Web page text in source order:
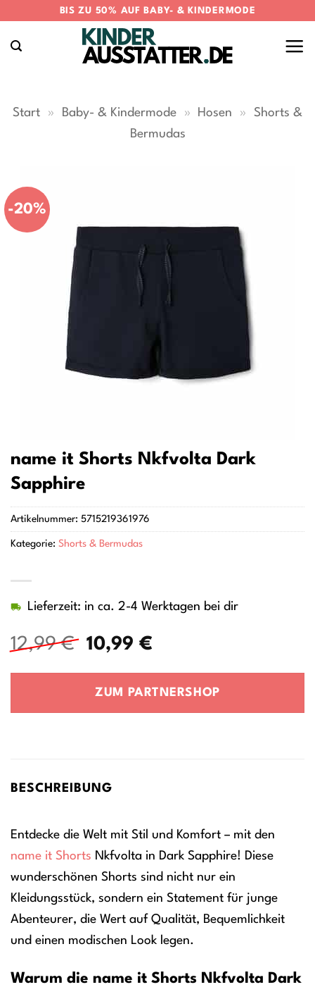
springen
BIS ZU 50% AUF BABY- & KINDERMODE
Start » Baby- & Kindermode » Hosen »
Shorts &
Bermudas
-20%
name it Shorts Nkfvolta Dark
Sapphire
12,99€
Ursprünglicher
war:
10,99 €Aktueller
ist:
Lieferzeit: in ca. 2-4 Werktagen bei dir
ZUM PARTNERSHOP
Artikelnummer: 5715219361976
Kategorie: Shorts & Bermudas
BESCHREIBUNG
Entdecke die Welt mit Stil und Komfort – mit den
name it Shorts Nkfvolta in Dark Sapphire! Diese
wunderschönen Shorts sind nicht nur ein
Kleidungsstück, sondern ein Statement für junge
Abenteurer, die Wert auf Qualität, Bequemlichkeit
und einen modischen Look legen.
Warum die name it Shorts Nkfvolta Dark